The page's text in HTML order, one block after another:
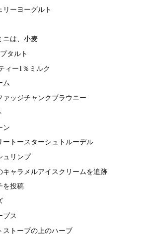
ーヨーグルト
ニは、小麦
タルト
ィー1％ミルク
ム
ッジチャンクブラウニー
ン
ートースターシュトルーデル
ュリンプ
キャラメルアイスクリームを追跡
を投稿
プス
ストーブの上のハーブ